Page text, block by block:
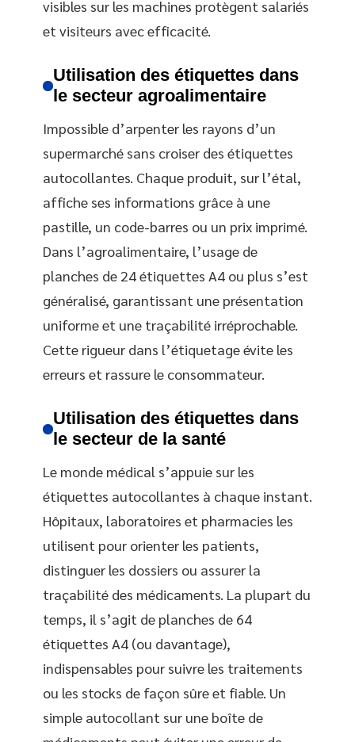
visibles sur les machines protègent salariés
et visiteurs avec efficacité.
Utilisation des étiquettes dans
le secteur agroalimentaire
Impossible d’arpenter les rayons d’un
supermarché sans croiser des étiquettes
autocollantes. Chaque produit, sur l’étal,
affiche ses informations grâce à une
pastille, un code-barres ou un prix imprimé.
Dans l’agroalimentaire, l’usage de
planches de 24 étiquettes A4 ou plus s’est
généralisé, garantissant une présentation
uniforme et une traçabilité irréprochable.
Cette rigueur dans l’étiquetage évite les
erreurs et rassure le consommateur.
Utilisation des étiquettes dans
le secteur de la santé
Le monde médical s’appuie sur les
étiquettes autocollantes à chaque instant.
Hôpitaux, laboratoires et pharmacies les
utilisent pour orienter les patients,
distinguer les dossiers ou assurer la
traçabilité des médicaments. La plupart du
temps, il s’agit de planches de 64
étiquettes A4 (ou davantage),
indispensables pour suivre les traitements
ou les stocks de façon sûre et fiable. Un
simple autocollant sur une boîte de